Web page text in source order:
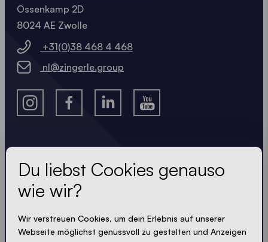
Lass dir nichts entgehen
Immer up-to-date. Kein Spam! Wir halten uns kurz.
Ossenkamp 2D
8024 AE Zwolle
+31(0)38 468 4 468
nl@zingerle.group
Du liebst Cookies genauso
wie wir?
Wir verstreuen Cookies, um dein Erlebnis auf unserer
Webseite möglichst genussvoll zu gestalten und Anzeigen